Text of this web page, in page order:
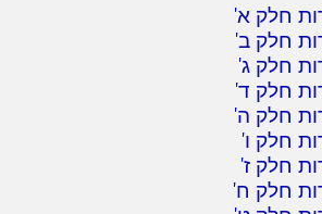
חלק א'
חלק ב'
חלק ג'
חלק ד'
חלק ה'
חלק ו'
חלק ז'
חלק ח'